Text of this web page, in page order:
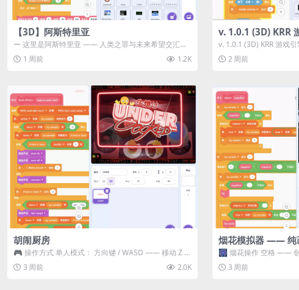
【3D】阿斯特里亚
ー 这里是阿斯特里亚 —— 人类之罪与未来希望交汇之
地 📖 游戏简介 《阿斯特里...
1 周前 1.2K
v. 1.0.1 (3D) KRR
v. 1.0.1 (3D) KRR 游戏
2 周前
胡闹厨房
🎮 操作方式 单人模式： 方向键 / WASD —— 移动 Z /
K —— 抓...
3 周前 2.0K
烟花模拟器 —— 纯
🎆 烟花操作 空格 ——
型 普通烟花 嘶...
3 周前